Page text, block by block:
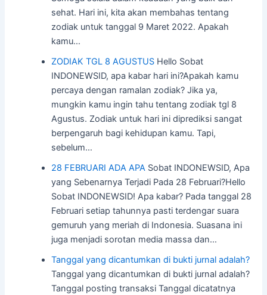
sehat. Hari ini, kita akan membahas tentang
zodiak untuk tanggal 9 Maret 2022. Apakah
kamu…
ZODIAK TGL 8 AGUSTUS Hello Sobat
INDONEWSID, apa kabar hari ini?Apakah kamu
percaya dengan ramalan zodiak? Jika ya,
mungkin kamu ingin tahu tentang zodiak tgl 8
Agustus. Zodiak untuk hari ini diprediksi sangat
berpengaruh bagi kehidupan kamu. Tapi,
sebelum…
28 FEBRUARI ADA APA Sobat INDONEWSID, Apa
yang Sebenarnya Terjadi Pada 28 Februari?Hello
Sobat INDONEWSID! Apa kabar? Pada tanggal 28
Februari setiap tahunnya pasti terdengar suara
gemuruh yang meriah di Indonesia. Suasana ini
juga menjadi sorotan media massa dan…
Tanggal yang dicantumkan di bukti jurnal adalah?
Tanggal yang dicantumkan di bukti jurnal adalah?
Tanggal posting transaksi Tanggal dicatatnya